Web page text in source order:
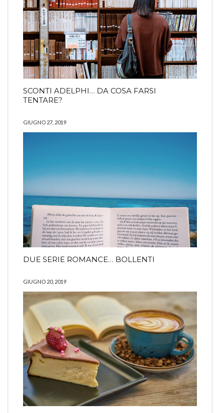
SCONTI ADELPHI… DA COSA FARSI
TENTARE?
GIUGNO 27, 2019
DUE SERIE ROMANCE… BOLLENTI
GIUGNO 20, 2019